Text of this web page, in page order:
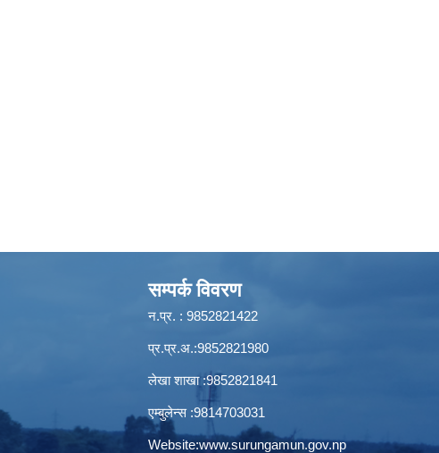
सम्पर्क विवरण
न.प्र. : 9852821422
प्र.प्र.अ.:9852821980
लेखा शाखा :9852821841
एम्बुलेन्स :9814703031
Website:www.surungamun.gov.np